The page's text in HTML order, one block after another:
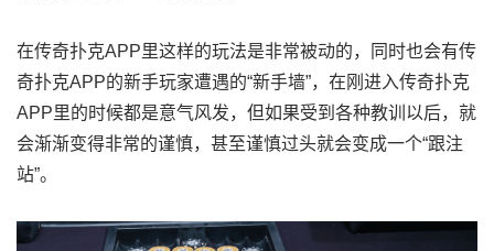
在传奇扑克APP里这样的玩法是非常被动的，同时也会有传
奇扑克APP的新手玩家遭遇的“新手墙”，在刚进入传奇扑克
APP里的时候都是意气风发，但如果受到各种教训以后，就
会渐渐变得非常的谨慎，甚至谨慎过头就会变成一个“跟注
站”。